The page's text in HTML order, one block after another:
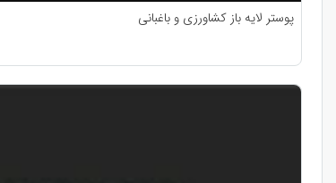
پوستر لایه باز کشاورزی و باغبانی